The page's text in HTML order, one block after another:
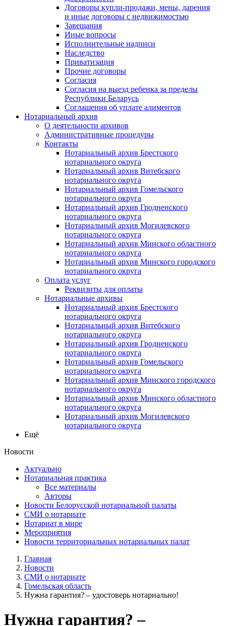
Договоры купли-продажи, мены, дарения
и иные договоры с недвижимостью
Завещания
Иные вопросы
Исполнительные надписи
Наследство
Приватизация
Прочие договоры
Согласия
Согласия на выезд ребенка за пределы
Республики Беларусь
Соглашения об уплате алиментов
Нотариальный архив
О деятельности архивов
Административные процедуры
Контакты
Нотариальный архив Брестского
нотариального округа
Нотариальный архив Витебского
нотариального округа
Нотариальный архив Гомельского
нотариального округа
Нотариальный архив Гродненского
нотариального округа
Нотариальный архив Могилевского
нотариального округа
Нотариальный архив Минского областного
нотариального округа
Нотариальный архив Минского городского
нотариального округа
Оплата услуг
Реквизиты для оплаты
Нотариальные архивы
Нотариальный архив Брестского
нотариального округа
Нотариальный архив Витебского
нотариального округа
Нотариальный архив Гродненского
нотариального округа
Нотариальный архив Гомельского
нотариального округа
Нотариальный архив Минского городского
нотариального округа
Нотариальный архив Минского областного
нотариального округа
Нотариальный архив Могилевского
нотариального округа
Ещё
Новости
Актуально
Нотариальная практика
Все материалы
Авторы
Новости Белорусской нотариальной палаты
СМИ о нотариате
Нотариат в мире
Мероприятия
Новости территориальных нотариальных палат
Главная
Новости
СМИ о нотариате
Гомельская область
Нужна гарантия? – удостоверь нотариально!
Нужна гарантия? –